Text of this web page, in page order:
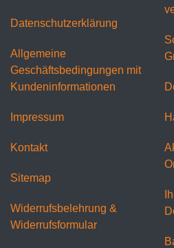
Datenschutzerklärung
Allgemeine
Geschäftsbedingungen mit
Kundeninformationen
Impressum
Kontakt
Sitemap
Widerrufsbelehrung &
Widerrufsformular